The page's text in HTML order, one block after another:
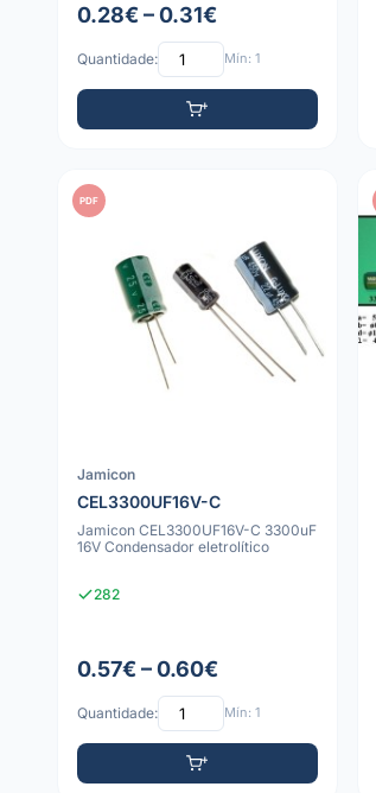
0.28€ – 0.31€
Quantidade: Mín: 1
PDF
Jamicon
CEL3300UF16V-C
Jamicon CEL3300UF16V-C 3300uF
16V Condensador eletrolítico
282
0.57€ – 0.60€
Quantidade: Mín: 1